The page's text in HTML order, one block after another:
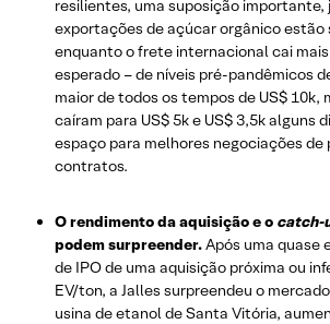
resilientes, uma suposição importante,
exportações de açúcar orgânico estão
enquanto o frete internacional cai
esperado – de níveis pré-pandêmicos
maior de todos os tempos de US$
caíram para US$ 5k e US$ 3,5k alguns
espaço para melhores negociações de
contratos.
O rendimento da aquisição e o catch-
podem surpreender.Após uma quase
de IPO de uma aquisição próxima ou
EV/ton, a Jalles surpreendeu o
usina de etanol de Santa Vitória,